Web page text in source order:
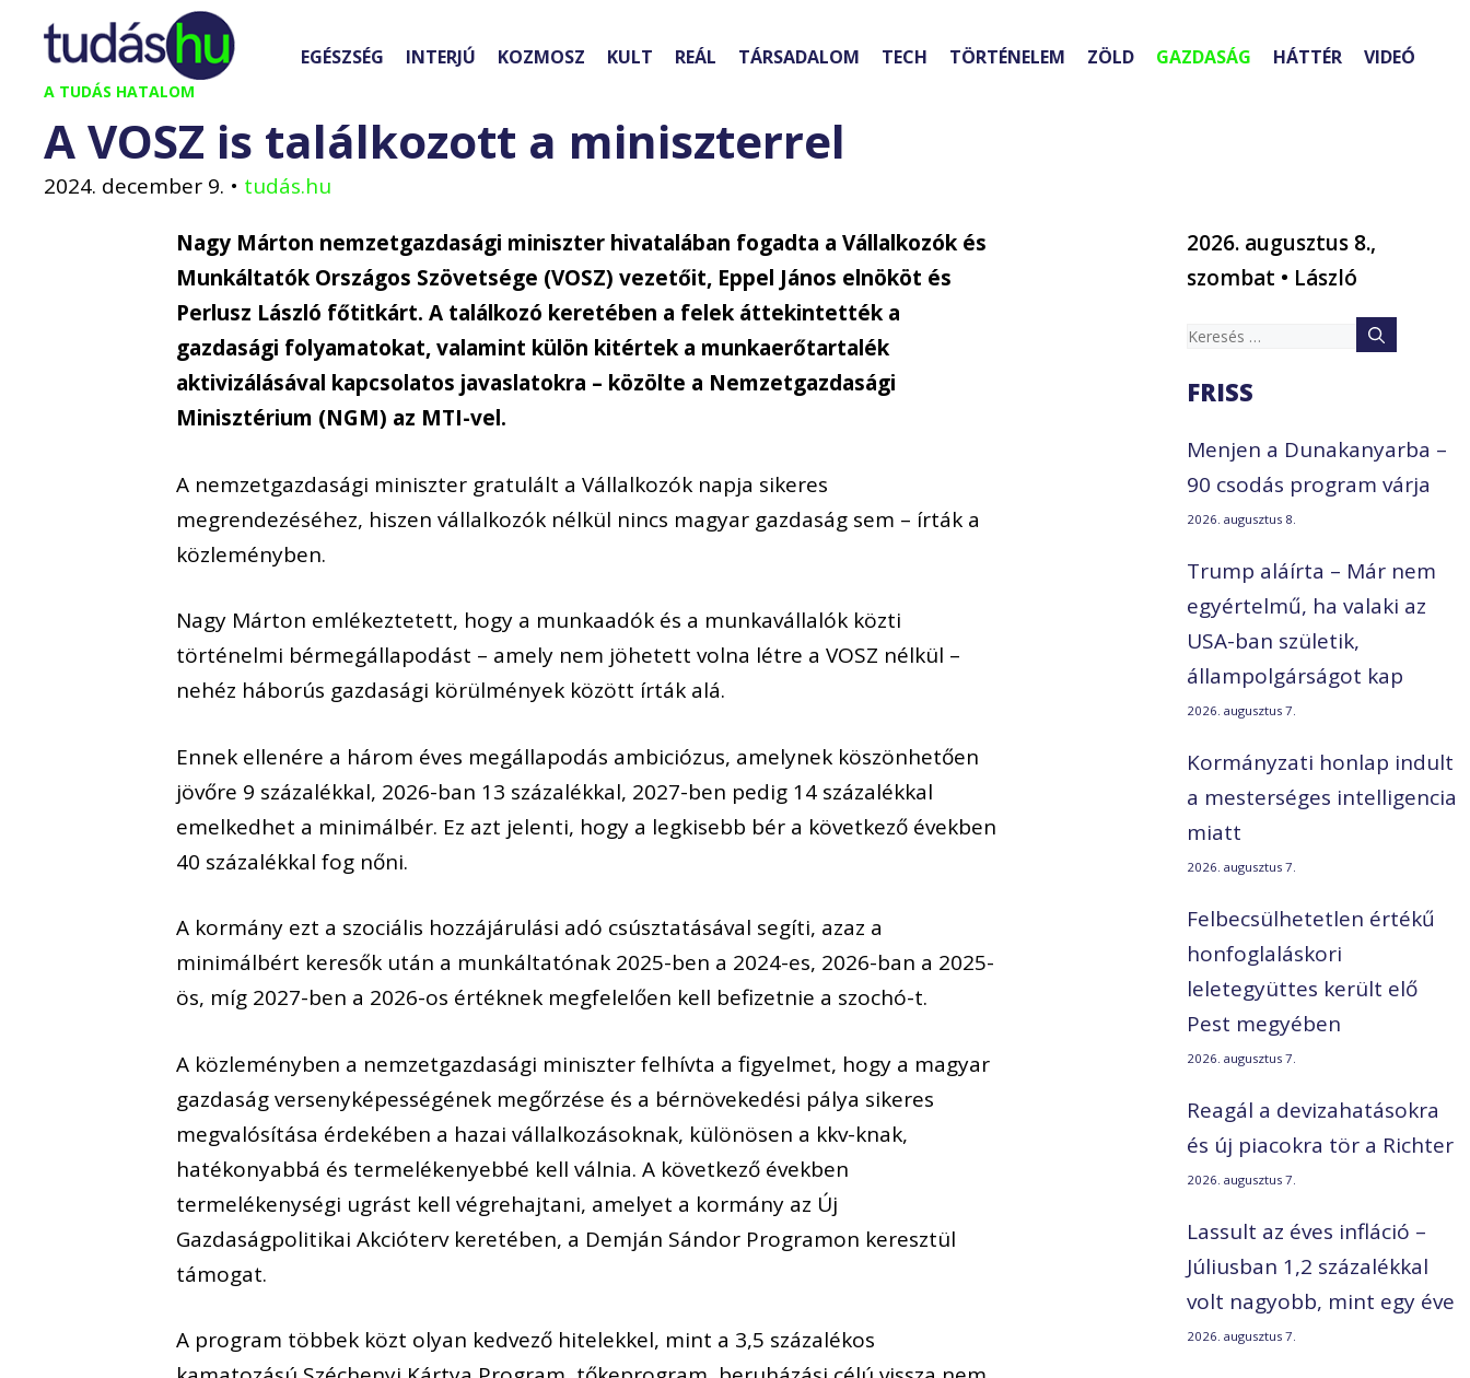
Kilépés
tartalomba
A TUDÁS HATALOM
EGÉSZSÉG INTERJÚ KOZMOSZ KULT REÁL TÁRSADALOM TECH TÖRTÉNELEM ZÖLD GAZDASÁG HÁTTÉR VIDEÓ
A VOSZ is találkozott a miniszterrel
2024. december 9. • tudás.hu
Nagy Márton nemzetgazdasági miniszter hivatalában fogadta a Vállalkozók és
Munkáltatók Országos Szövetsége (VOSZ) vezetőit, Eppel János elnököt és
Perlusz László főtitkárt. A találkozó keretében a felek áttekintették a
gazdasági folyamatokat, valamint külön kitértek a munkaerőtartalék
aktivizálásával kapcsolatos javaslatokra – közölte a Nemzetgazdasági
Minisztérium (NGM) az MTI-vel.
A nemzetgazdasági miniszter gratulált a Vállalkozók napja sikeres
megrendezéséhez, hiszen vállalkozók nélkül nincs magyar gazdaság sem – írták a
közleményben.
Nagy Márton emlékeztetett, hogy a munkaadók és a munkavállalók közti
történelmi bérmegállapodást – amely nem jöhetett volna létre a VOSZ nélkül –
nehéz háborús gazdasági körülmények között írták alá.
Ennek ellenére a három éves megállapodás ambiciózus, amelynek köszönhetően
jövőre 9 százalékkal, 2026-ban 13 százalékkal, 2027-ben pedig 14 százalékkal
emelkedhet a minimálbér. Ez azt jelenti, hogy a legkisebb bér a következő években
40 százalékkal fog nőni.
A kormány ezt a szociális hozzájárulási adó csúsztatásával segíti, azaz a
minimálbért keresők után a munkáltatónak 2025-ben a 2024-es, 2026-ban a 2025-
ös, míg 2027-ben a 2026-os értéknek megfelelően kell befizetnie a szochó-t.
A közleményben a nemzetgazdasági miniszter felhívta a figyelmet, hogy a magyar
gazdaság versenyképességének megőrzése és a bérnövekedési pálya sikeres
megvalósítása érdekében a hazai vállalkozásoknak, különösen a kkv-knak,
hatékonyabbá és termelékenyebbé kell válnia. A következő években
termelékenységi ugrást kell végrehajtani, amelyet a kormány az Új
Gazdaságpolitikai Akcióterv keretében, a Demján Sándor Programon keresztül
támogat.
A program többek közt olyan kedvező hitelekkel, mint a 3,5 százalékos
2026. augusztus 8.,
szombat • László
Keresés:
FRISS
Menjen a Dunakanyarba –
90 csodás program várja
2026. augusztus 8.
Trump aláírta – Már nem
egyértelmű, ha valaki az
USA-ban születik,
állampolgárságot kap
2026. augusztus 7.
Kormányzati honlap indult
a mesterséges intelligencia
miatt
2026. augusztus 7.
Felbecsülhetetlen értékű
honfoglaláskori
leletegyüttes került elő
Pest megyében
2026. augusztus 7.
Reagál a devizahatásokra
és új piacokra tör a Richter
2026. augusztus 7.
Lassult az éves infláció –
Júliusban 1,2 százalékkal
volt nagyobb, mint egy éve
2026. augusztus 7.